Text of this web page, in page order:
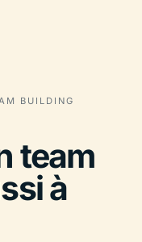
BUILDING
team
à